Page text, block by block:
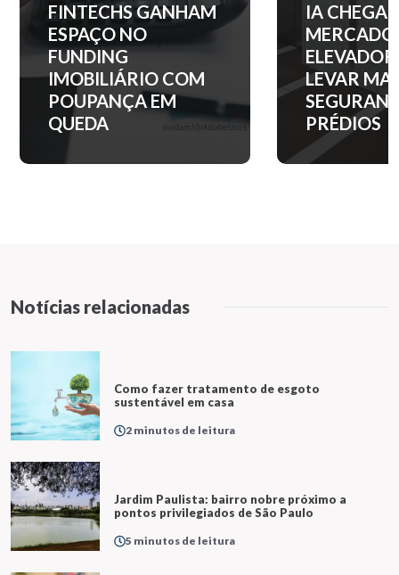
IA CHEGA AO
MERCADO DE
ELEVADORES PARA
LEVAR MAIS
SEGURANÇA AOS
PRÉDIOS
QUANTO
ENTRADA
NOS
BAIRROS
PAULO?
Notícias relacionadas
Como fazer tratamento de esgoto
sustentável em casa
2 minutos de leitura
Jardim Paulista: bairro nobre próximo a
pontos privilegiados de São Paulo
5 minutos de leitura